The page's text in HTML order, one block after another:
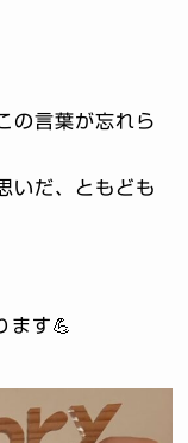
の言葉が忘れら
いだ、ともども
ます💪